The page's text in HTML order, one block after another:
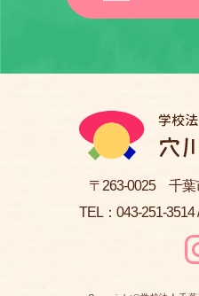
〒263-0025 千葉
TEL： 043-251-3514